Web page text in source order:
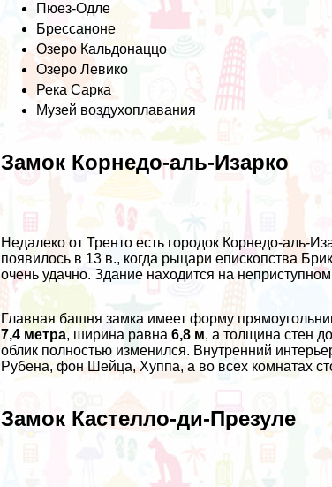
Пюез-Одле
Брессаноне
Озеро Кальдонаццо
Озеро Левико
Река Сарка
Музей воздухоплавания
Замок Корнедо-аль-Изарко
Недалеко от Тренто есть городок Корнедо-аль-
появилось в 13 в., когда рыцари епископства
очень удачно. Здание находится на
Главная башня замка имеет форму
7,4 метра, ширина равна6,8 м, а толщина стен
облик полностью изменился. Внутренний
Рубена, фон Шейца, Хуппа, а во всех комнатах
Замок Кастелло-ди-Презуле